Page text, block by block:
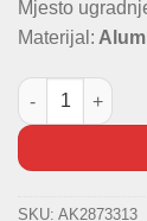
Mjesto
Materijal:
L blatobran
SKU: AK2873313